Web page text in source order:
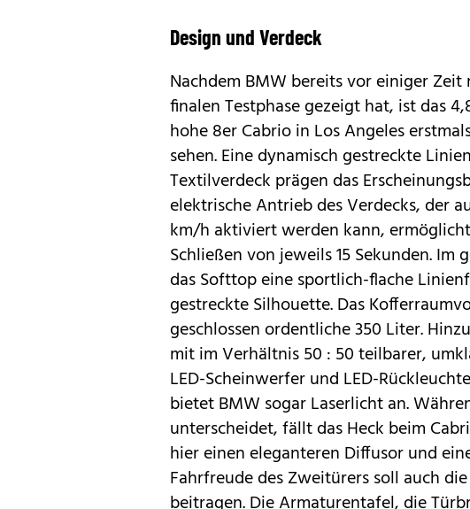
Design und Verdeck
Nachdem BMW bereits vor einiger Zeit
finalen Testphase gezeigt hat, ist das
hohe 8er Cabrio in Los Angeles
sehen. Eine dynamisch gestreckte
Textilverdeck prägen das
elektrische Antrieb des Verdecks, der
km/h aktiviert werden kann,
Schließen von jeweils 15 Sekunden.
das Softtop eine sportlich-flache
gestreckte Silhouette. Das
geschlossen ordentliche 350 Liter.
mit im Verhältnis 50 : 50 teilbarer,
LED-Scheinwerfer und LED-
bietet BMW sogar Laserlicht an.
unterscheidet, fällt das Heck beim
hier einen eleganteren Diffusor und
Fahrfreude des Zweitürers soll auch